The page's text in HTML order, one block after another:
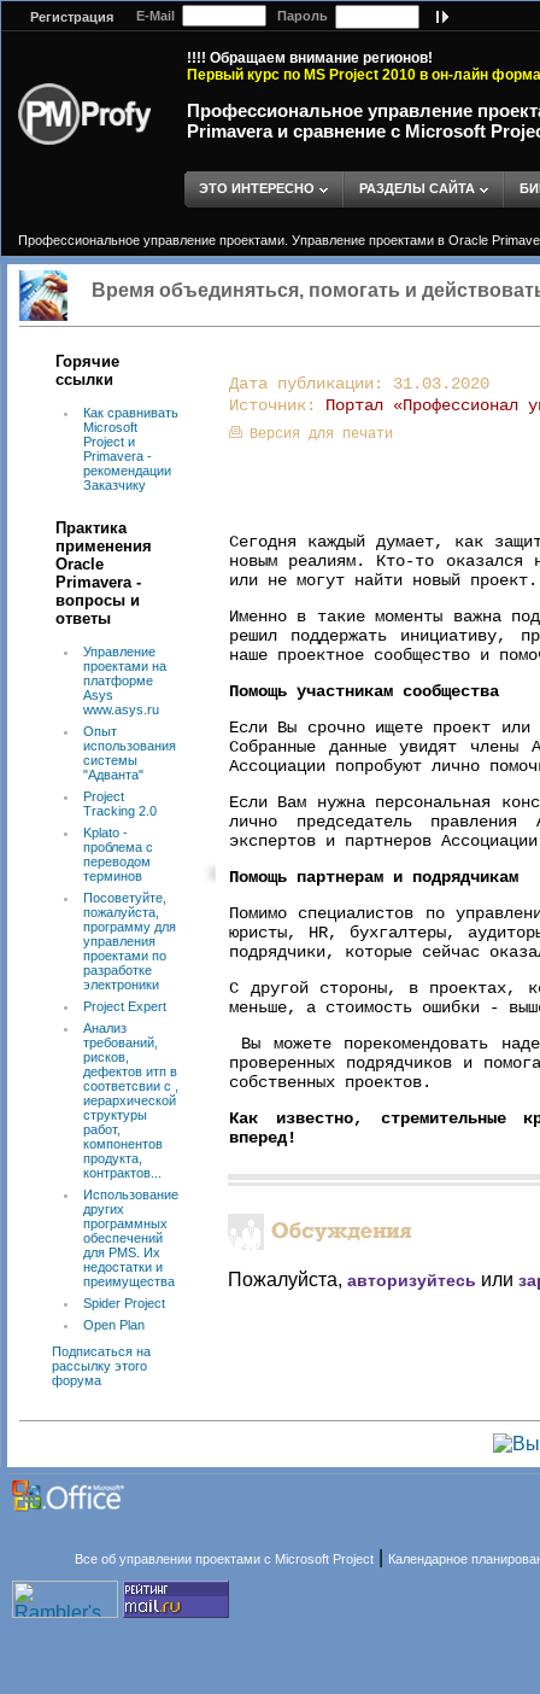
Регистрация E-Mail Пароль
!!!! Обращаем внимание регионов!
Первый курс по MS Project 2010 в он-лайн
Профессиональное управление
Primavera и сравнение с Microsoft
ЭТО ИНТЕРЕСНО РАЗДЕЛЫ САЙТА
Профессиональное управление проектами. Управление проектами в Oracle
Время объединяться, помогать и
Горячие
ссылки
Как сравнивать
Microsoft
Project и
Primavera -
рекомендации
Заказчику
Практика
применения
Oracle
Primavera -
вопросы и
ответы
Управление
проектами на
платформе
Asys
www.asys.ru
Опыт
использования
системы
"Адванта"
Project
Tracking 2.0
Kplato -
проблема с
переводом
терминов
Посоветуйте,
пожалуйста,
программу для
управления
проектами по
разработке
электроники
Project Expert
Анализ
требований,
рисков,
дефектов итп в
соответсвии с ,
иерархической
структуры
работ,
компонентов
продукта,
контрактов...
Использование
других
программных
обеспечений
для PMS. Их
недостатки и
преимущества
Spider Project
Open Plan
Подписаться на
рассылку этого
форума
Дата публикации: 31.03.2020
Источник: Портал «Профессионал
Версия для печати
Сегодня каждый думает, как
новым реалиям. Кто-то оказался
или не могут найти новый проект.
Именно в такие моменты важна
решил поддержать инициативу,
наше проектное сообщество и
Помощь участникам сообщества
Если Вы срочно ищете проект
Собранные данные увидят члены
Ассоциации попробуют лично
Если Вам нужна персональная
лично председатель
экспертов и партнеров
Помощь партнерам и подрядчикам
Помимо специалистов по
юристы, HR, бухгалтеры,
подрядчики, которые сейчас
С другой стороны, в проектах,
меньше, а стоимость ошибки -
Вы можете порекомендовать
проверенных подрядчиков и
собственных проектов.
Как известно, стремительные
вперед!
Пожалуйста, авторизуйтесь или
Все об управлении проектами с Microsoft Project Календарное